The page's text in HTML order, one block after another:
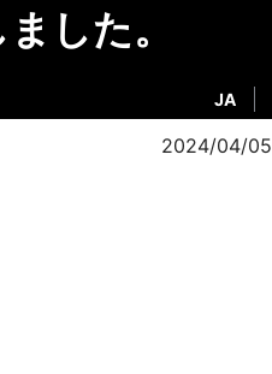
した。
2024/04/05
JA